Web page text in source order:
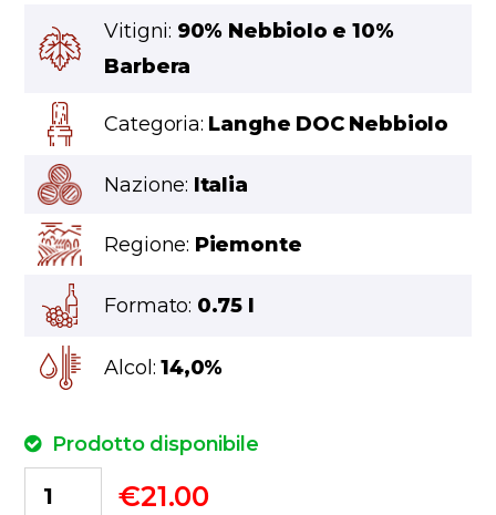
Vitigni: 90% Nebbiolo e 10%
Barbera
Categoria: Langhe DOC Nebbiolo
Nazione: Italia
Regione: Piemonte
Formato: 0.75 l
Alcol:14,0%
Prodotto disponibile
€21.00